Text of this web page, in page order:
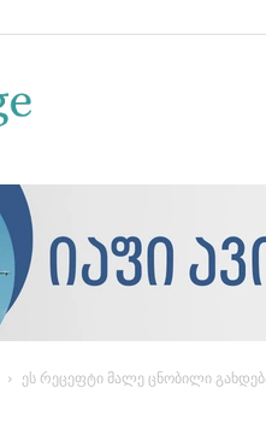
ეს რეცეფტი მალე ცნობილი